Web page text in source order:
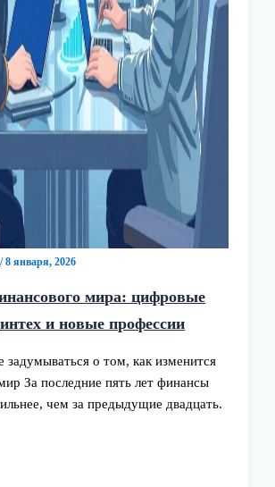
/8 января, 2026
мира: цифровые
и новые профессии
задумываться о том, как изменится
За последние пять лет финансы
чем за предыдущие двадцать.